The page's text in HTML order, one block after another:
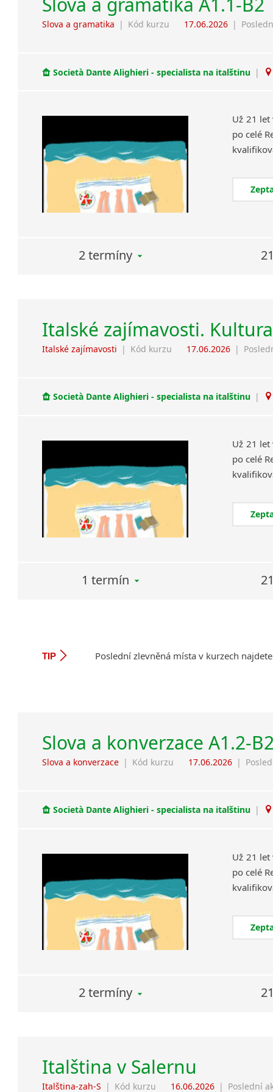
Slova a gramatika | Kód kurzu 17.06.2026 |
Società Dante Alighieri - specialista na italštinu |
Už 21 let
po celé
2 termíny
Italské zajímavosti.
Italské zajímavosti | Kód kurzu 17.06.2026 |
Società Dante Alighieri - specialista na italštinu |
Už 21 let
po celé
1 termín
TIP Poslední zlevněná místa v kurzech
Slova a konverzace A1.2-
Slova a konverzace | Kód kurzu 17.06.2026 |
Società Dante Alighieri - specialista na italštinu |
Už 21 let
po celé
2 termíny
Italština v Salernu
Italština-zah-S | Kód kurzu 16.06.2026 | Poslední